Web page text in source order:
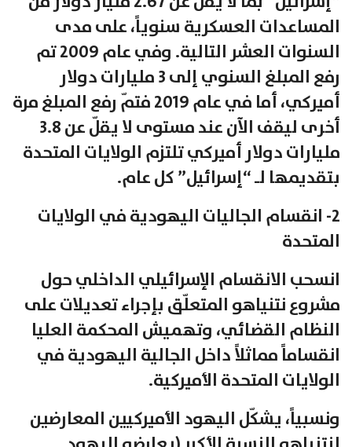
المساعدات العسكرية سنوياً، على مدى
السنوات العشر التالية. وفي عام 2009 تم
رفع المبلغ السنوي إلى 3 مليارات دولار
أميركي، أما في عام 2019 فتمّ رفع المبلغ مرة
أخرى ليقف الآن عند مستوى لا يقلّ عن 3.8
مليارات دولار أميركي تلتزم الولايات المتحدة
بتقديمها لـ “إسرائيل” كل عام.
2- انقسام الجاليات اليهودية في الولايات
المتحدة
انسحب الانقسام الإسرائيلي الداخلي حول
مشروع نتنياهو المتعلّق بإجراء تعديلات على
النظام القضائي، وتهميش المحكمة العليا
انقساماً مماثلاً داخل الجالية اليهودية في
الولايات المتحدة الأميركية.
ونسبياً، يشكّل اليهود الأميركيين المعارضين